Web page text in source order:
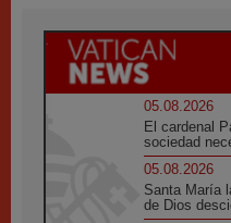
05.08.2026
El cardenal
sociedad
05.08.2026
Santa María
de Dios